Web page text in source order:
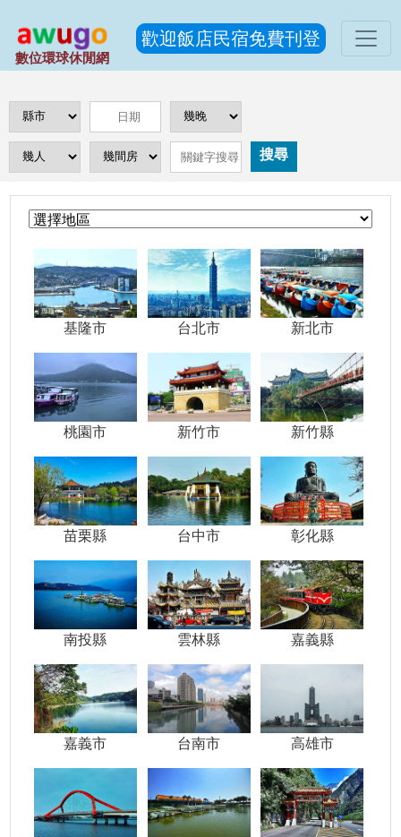
數位環球休閒網
歡迎飯店民宿免費刊登
搜尋
基隆市 台北市 新北市
桃園市 新竹市 新竹縣
苗栗縣 台中市 彰化縣
南投縣 雲林縣 嘉義縣
嘉義市 台南市 高雄市